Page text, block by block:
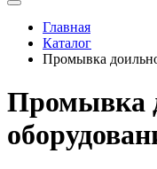
Главная
Каталог
Промывка
Промывка